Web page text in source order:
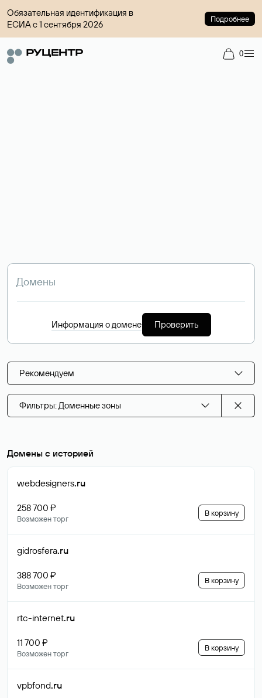
Обязательная идентификация в
ЕСИА с 1 сентября 2026
Подробнее
0
Информация о домене Проверить
Рекомендуем
Фильтры: Доменные зоны
Домены с историей
webdesigners.ru
258 700 ₽
Возможен торг
В корзину
gidrosfera.ru
388 700 ₽
Возможен торг
В корзину
rtc-internet.ru
11 700 ₽
Возможен торг
В корзину
vpbfond.ru